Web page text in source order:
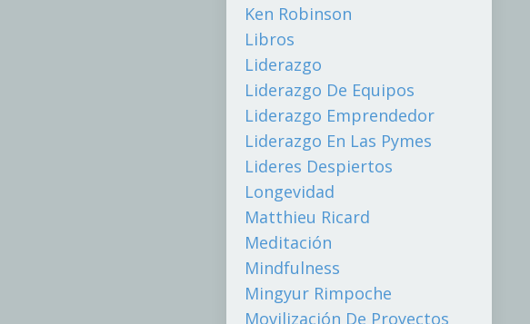
Ken Robinson
Libros
Liderazgo
Liderazgo De Equipos
Liderazgo Emprendedor
Liderazgo En Las Pymes
Lideres Despiertos
Longevidad
Matthieu Ricard
Meditación
Mindfulness
Mingyur Rimpoche
Movilización De Proyectos